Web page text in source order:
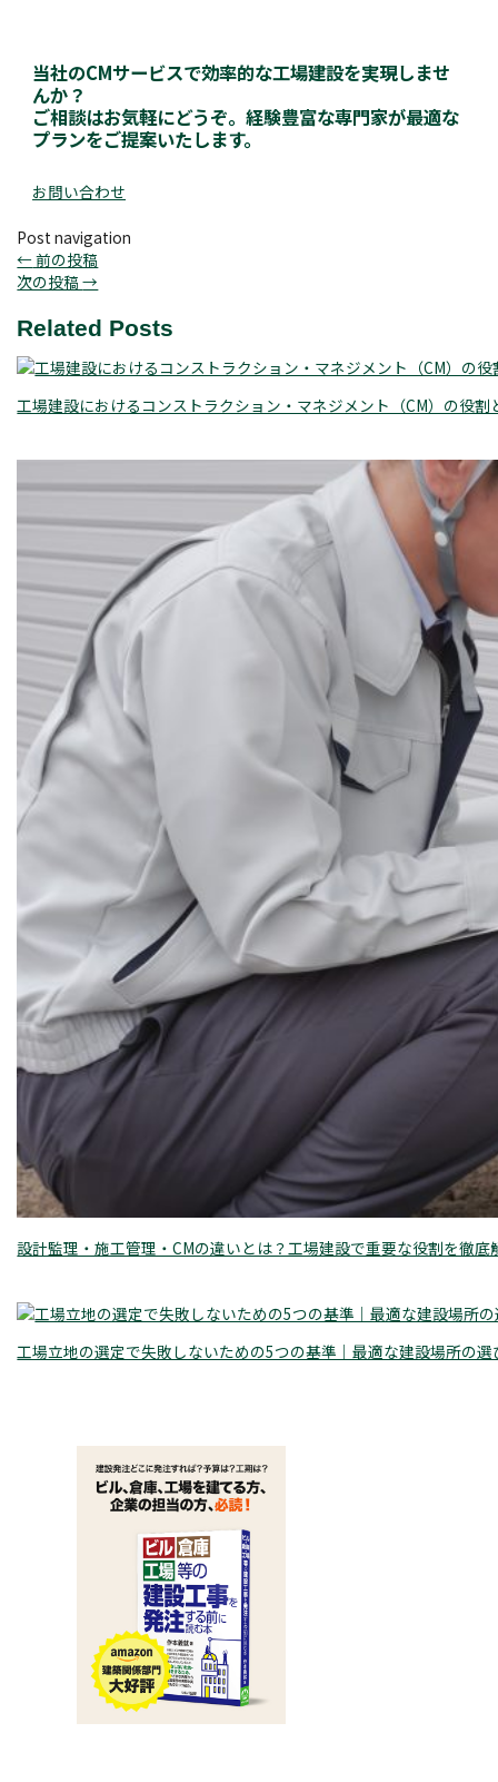
当社のCMサービスで効率的な工場建設を実現しませ
んか？
ご相談はお気軽にどうぞ。経験豊富な専門家が最適な
プランをご提案いたします。
お問い合わせ
Post navigation
←前の投稿
次の投稿→
Related Posts
工場建設におけるコンストラクション・マネジメント（CM）の役割
設計監理・施工管理・CMの違いとは？工場建設で重要な役割を徹底
工場立地の選定で失敗しないための5つの基準｜最適な建設場所の